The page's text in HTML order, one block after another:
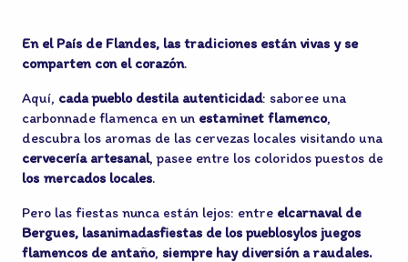
En el País de Flandes, las tradiciones están vivas y se
comparten con el corazón.
Aquí, cada pueblo destila autenticidad: saboree una
carbonnade flamenca en un estaminet flamenco,
descubra los aromas de las cervezas locales visitando una
cervecería artesanal, pasee entre los coloridos puestos de
los mercados locales.
Pero las fiestas nunca están lejos: entre elcarnaval de
Bergues, lasanimadasfiestas de los pueblosylos juegos
flamencos de antaño, siempre hay diversión a raudales.